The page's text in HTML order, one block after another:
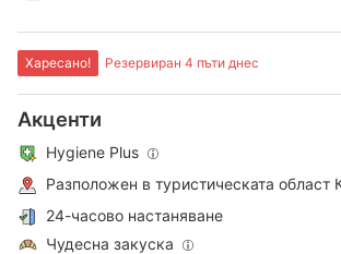
Харесано! Резервиран 4 пъти днес
Акценти
Hygiene Plus
Разположен в туристическата област
24-часово настаняване
Чудесна закуска